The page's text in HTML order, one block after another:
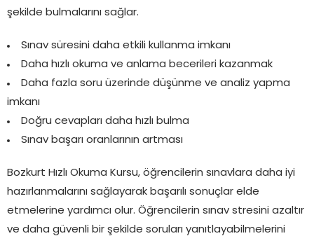
şekilde bulmalarını sağlar.
Sınav süresini daha etkili kullanma imkanı
Daha hızlı okuma ve anlama becerileri kazanmak
Daha fazla soru üzerinde düşünme ve analiz yapma
imkanı
Doğru cevapları daha hızlı bulma
Sınav başarı oranlarının artması
Bozkurt Hızlı Okuma Kursu, öğrencilerin sınavlara daha iyi
hazırlanmalarını sağlayarak başarılı sonuçlar elde
etmelerine yardımcı olur. Öğrencilerin sınav stresini azaltır
ve daha güvenli bir şekilde soruları yanıtlayabilmelerini